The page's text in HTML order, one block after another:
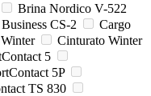
Brina Nordico V-522
Business CS-2
Cargo
Cinturato Winter
5
5P
TS 830